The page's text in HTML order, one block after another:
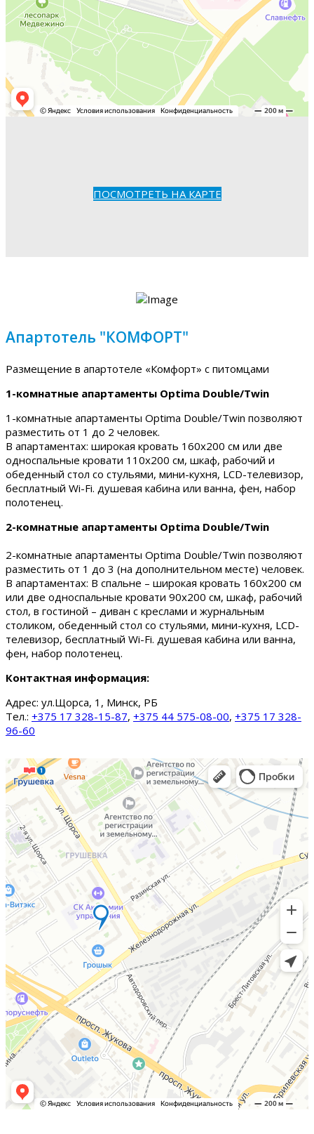
ПОСМОТРЕТЬ НА КАРТЕ
Апартотель "КОМФОРТ"
Размещение в апартотеле «Комфорт» с питомцами
1-комнатные апартаменты Optima Double/Twin
1-комнатные апартаменты Optima Double/Twin позволяют
разместить от 1 до 2 человек.
В апартаментах: широкая кровать 160х200 см или две
односпальные кровати 110х200 см, шкаф, рабочий и
обеденный стол со стульями, мини-кухня, LCD-телевизор,
бесплатный Wi-Fi. душевая кабина или ванна, фен, набор
полотенец.
2-комнатные апартаменты Optima Double/Twin
2-комнатные апартаменты Optima Double/Twin позволяют
разместить от 1 до 3 (на дополнительном месте) человек.
В апартаментах: В спальне – широкая кровать 160х200 см
или две односпальные кровати 90х200 см, шкаф, рабочий
стол, в гостиной – диван с креслами и журнальным
столиком, обеденный стол со стульями, мини-кухня, LCD-
телевизор, бесплатный Wi-Fi. душевая кабина или ванна,
фен, набор полотенец.
Контактная информация:
Адрес: ул.Щорса, 1, Минск, РБ
Тел.: +375 17 328-15-87, +375 44 575-08-00, +375 17 328-
96-60